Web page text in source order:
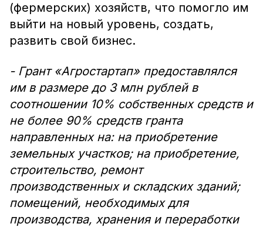
(фермерских) хозяйств, что помогло им
выйти на новый уровень, создать,
развить свой бизнес.
- Грант «Агростартап» предоставлялся
им в размере до 3 млн рублей в
соотношении 10% собственных средств и
не более 90% средств гранта
направленных на: на приобретение
земельных участков; на приобретение,
строительство, ремонт
производственных и складских зданий;
помещений, необходимых для
производства, хранения и переработки